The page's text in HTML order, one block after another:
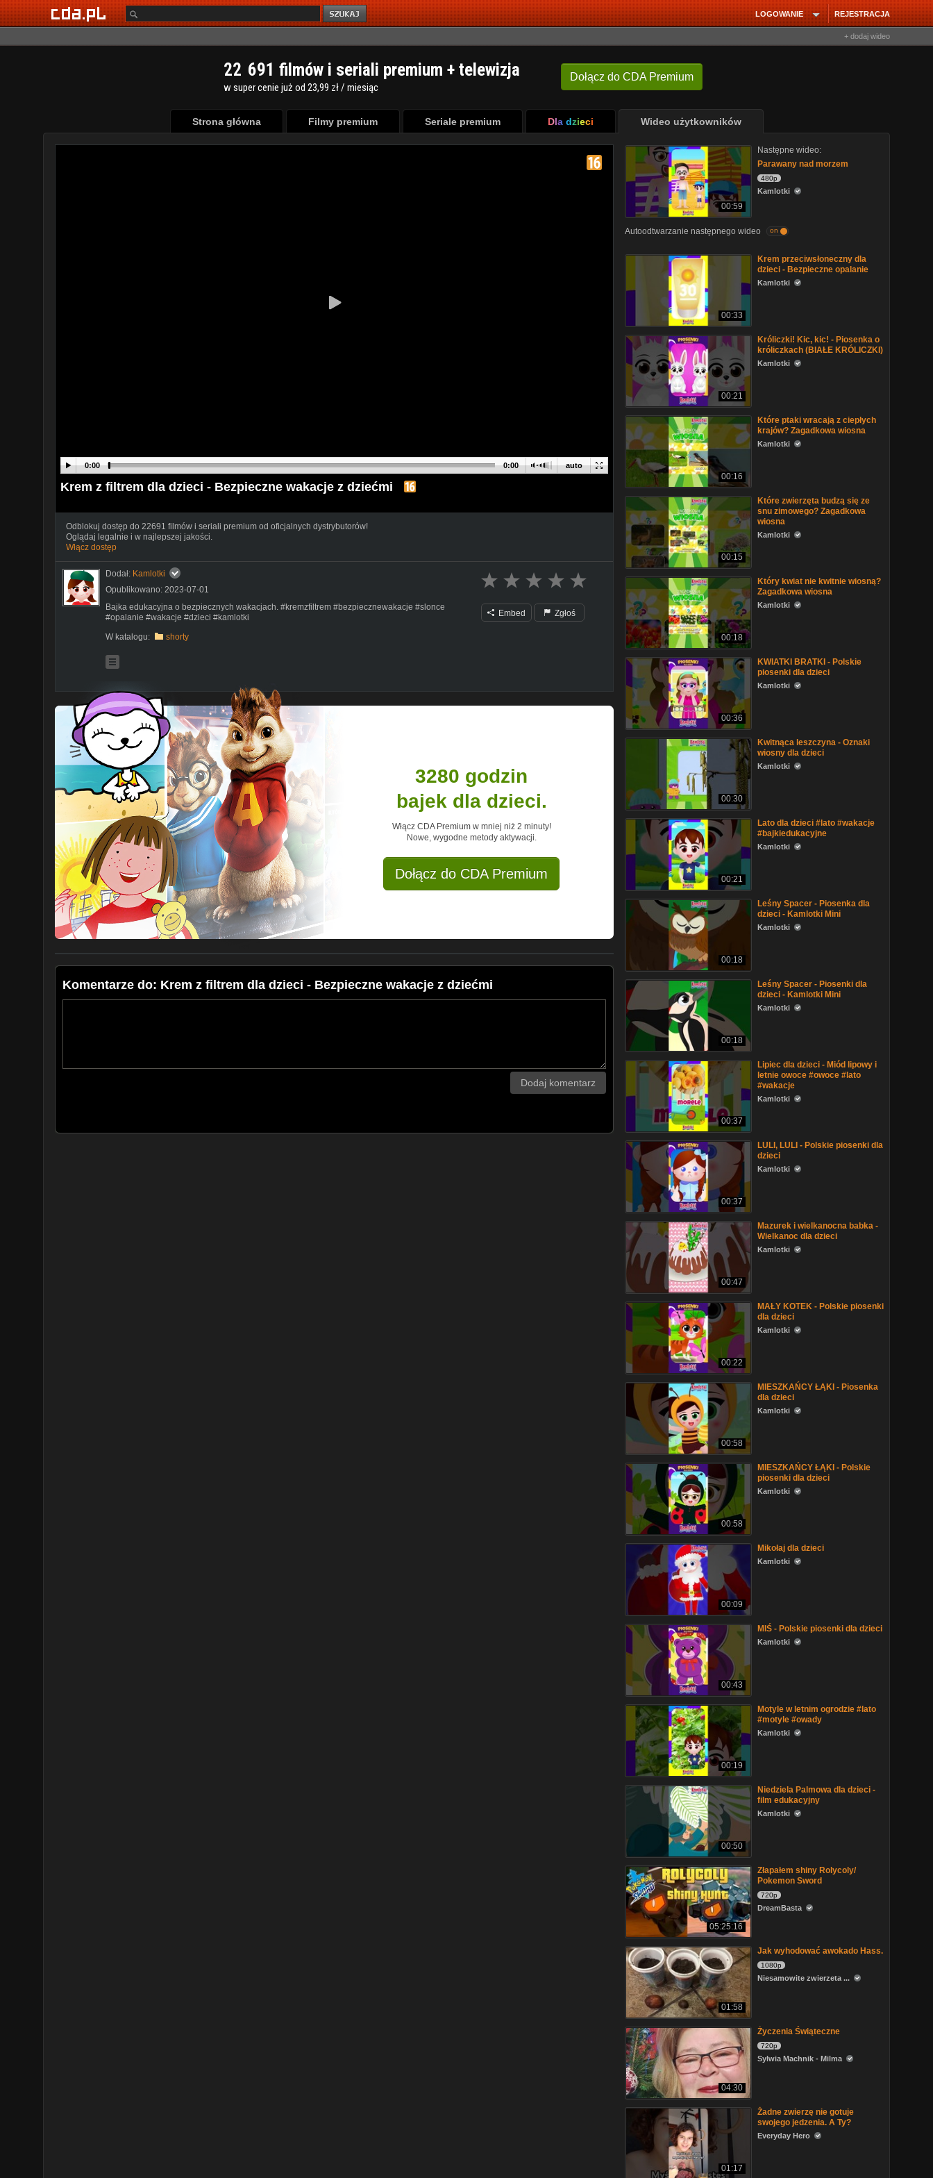
REJESTRACJA
LOGOWANIE
+ dodaj wideo
Dołącz do CDA Premium
22 691 filmów i seriali premium + telewizja
w super cenie już od 23,99 zł / miesiąc
Strona główna Filmy premium Seriale premium Dla dzieci Wideo użytkowników
auto
0:00 0:00
Krem z filtrem dla dzieci - Bezpieczne wakacje z dziećmi
Odblokuj dostęp do 22691 filmów i seriali premium od oficjalnych dystrybutorów!
Oglądaj legalnie i w najlepszej jakości.
Włącz dostęp
Dodał: Kamlotki
Opublikowano: 2023-07-01
Bajka edukacyjna o bezpiecznych wakacjach. #kremzfiltrem #bezpiecznewakacje #slonce
#opalanie #wakacje #dzieci #kamlotki
W katalogu:
shorty
Embed Zgłoś
3280 godzin
bajek dla dzieci.
Włącz CDA Premium w mniej niż 2 minuty!
Nowe, wygodne metody aktywacji.
Dołącz do CDA Premium
Komentarze do: Krem z filtrem dla dzieci - Bezpieczne wakacje z dziećmi
Dodaj komentarz
00:59
Następne wideo:
Parawany nad morzem
480p
Kamlotki
Autoodtwarzanie następnego wideo on
00:33
Krem przeciwsłoneczny dla
dzieci - Bezpieczne opalanie
Kamlotki
00:21
Króliczki! Kic, kic! - Piosenka o
króliczkach (BIAŁE KRÓLICZKI)
Kamlotki
00:16
Które ptaki wracają z ciepłych
krajów? Zagadkowa wiosna
Kamlotki
00:15
Które zwierzęta budzą się ze
snu zimowego? Zagadkowa
wiosna
Kamlotki
00:18
Który kwiat nie kwitnie wiosną?
Zagadkowa wiosna
Kamlotki
00:36
KWIATKI BRATKI - Polskie
piosenki dla dzieci
Kamlotki
00:30
Kwitnąca leszczyna - Oznaki
wiosny dla dzieci
Kamlotki
00:21
Lato dla dzieci #lato #wakacje
#bajkiedukacyjne
Kamlotki
00:18
Leśny Spacer - Piosenka dla
dzieci - Kamlotki Mini
Kamlotki
00:18
Leśny Spacer - Piosenki dla
dzieci - Kamlotki Mini
Kamlotki
00:37
Lipiec dla dzieci - Miód lipowy i
letnie owoce #owoce #lato
#wakacje
Kamlotki
00:37
LULI, LULI - Polskie piosenki dla
dzieci
Kamlotki
00:47
Mazurek i wielkanocna babka -
Wielkanoc dla dzieci
Kamlotki
00:22
MAŁY KOTEK - Polskie piosenki
dla dzieci
Kamlotki
00:58
MIESZKAŃCY ŁĄKI - Piosenka
dla dzieci
Kamlotki
00:58
MIESZKAŃCY ŁĄKI - Polskie
piosenki dla dzieci
Kamlotki
00:09
Mikołaj dla dzieci
Kamlotki
00:43
MIŚ - Polskie piosenki dla dzieci
Kamlotki
00:19
Motyle w letnim ogrodzie #lato
#motyle #owady
Kamlotki
00:50
Niedziela Palmowa dla dzieci -
film edukacyjny
Kamlotki
05:25:16
Złapałem shiny Rolycoly/
Pokemon Sword
720p
DreamBasta
01:58
Jak wyhodować awokado Hass.
1080p
Niesamowite zwierzeta ...
04:30
Życzenia Świąteczne
720p
Sylwia Machnik - Milma
01:17
Żadne zwierzę nie gotuje
swojego jedzenia. A Ty?
Everyday Hero